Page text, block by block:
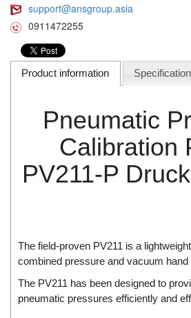
DEMA Engineering/ Foam- IT
DESAX
DET-TRONICS
Deublin
Dias Infrared
DINA Elektronik
Di-Soric
Doctor Led Vietnam
DOLD - Autho ANS
Dold Vietnam
Dongdo Tech
support@ansgroup.asia
0911472255
Product information
Pneumatic
Calibration
PV211-P
The field-proven PV211 is a
combined pressure and vacuum hand
The PV211 has been designed to
pneumatic pressures efficiently and